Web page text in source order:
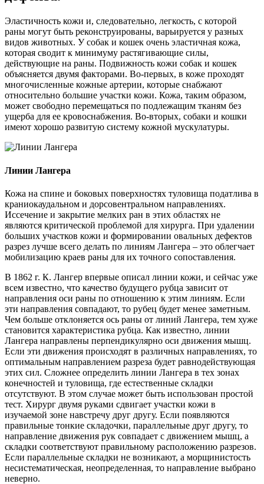
Эластичность кожи и, следовательно, легкость, с которой
раны могут быть реконструированы, варьируется у разных
видов животных. У собак и кошек очень эластичная кожа,
которая сводит к минимуму растягивающие силы,
действующие на раны. Подвижность кожи собак и кошек
объясняется двумя факторами. Во-первых, в коже проходят
многочисленные кожные артерии, которые снабжают
относительно большие участки кожи. Кожа, таким образом,
может свободно перемещаться по подлежащим тканям без
ущерба для ее кровоснабжения. Во-вторых, собаки и кошки
имеют хорошо развитую систему кожной мускулатуры.
Линии Лангера
Кожа на спине и боковых поверхностях туловища податлива в
краниокаудальном и дорсовентральном направлениях.
Иссечение и закрытие мелких ран в этих областях не
являются критической проблемой для хирурга. При удалении
больших участков кожи и формировании овальных дефектов
разрез лучше всего делать по линиям Лангера – это облегчает
мобилизацию краев раны для их точного сопоставления.
В 1862 г. К. Лангер впервые описал линии кожи, и сейчас уже
всем известно, что качество будущего рубца зависит от
направления оси раны по отношению к этим линиям. Если
эти направления совпадают, то рубец будет менее заметным.
Чем больше отклоняется ось раны от линий Лангера, тем хуже
становится характеристика рубца. Как известно, линии
Лангера направлены перпендикулярно оси движения мышц.
Если эти движения происходят в различных направлениях, то
оптимальным направлением разреза будет равнодействующая
этих сил. Сложнее определить линии Лангера в тех зонах
конечностей и туловища, где естественные складки
отсутствуют. В этом случае может быть использован простой
тест. Хирург двумя руками сдвигает участки кожи в
изучаемой зоне навстречу друг другу. Если появляются
правильные тонкие складочки, параллельные друг другу, то
направление движения рук совпадает с движением мышц, а
складки соответствуют правильному расположению разрезов.
Если параллельные складки не возникают, а морщинистость
несистематическая, неопределенная, то направление выбрано
неверно.